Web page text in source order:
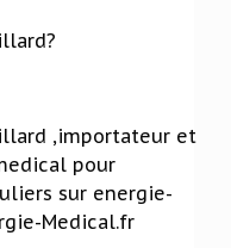
,importateur et
pour
sur energie-
Medical.fr